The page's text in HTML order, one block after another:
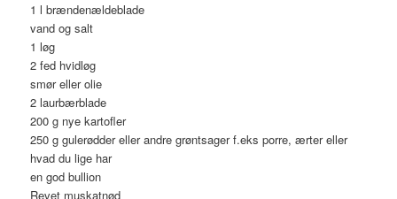
1 l brændenældeblade
vand og salt
1 løg
2 fed hvidløg
smør eller olie
2 laurbærblade
200 g nye kartofler
250 g gulerødder eller andre grøntsager f.eks porre, ærter eller
hvad du lige har
en god bullion
Revet muskatnød